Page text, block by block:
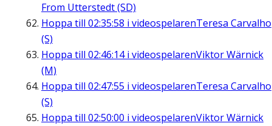
From Utterstedt (SD)
Hoppa till 02:35:58 i videospelarenTeresa Carvalho
(S)
Hoppa till 02:46:14i videospelarenViktor Wärnick
(M)
Hoppa till 02:47:55 i videospelarenTeresa Carvalho
(S)
Hoppa till 02:50:00 i videospelarenViktor Wärnick